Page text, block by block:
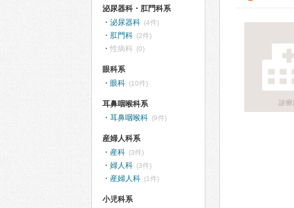
診療
泌尿器科・肛門科系
泌尿器科 (4件)
肛門科 (2件)
性病科 (0)
眼科系
眼科 (10件)
耳鼻咽喉科系
耳鼻咽喉科 (9件)
産婦人科系
産科 (3件)
婦人科 (3件)
産婦人科 (1件)
小児科系